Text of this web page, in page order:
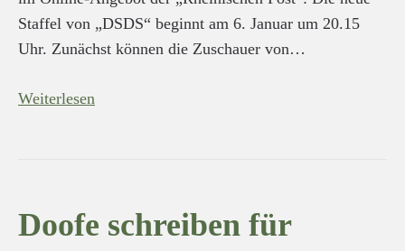
Staffel von „DSDS“ beginnt am 6. Januar um 20.15
Uhr. Zunächst können die Zuschauer von…
Weiterlesen
Doofe schreiben für